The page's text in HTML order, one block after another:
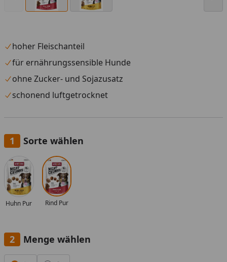
hoher Fleischanteil
für ernährungssensible Hunde
ohne Zucker- und Sojazusatz
schonend luftgetrocknet
Sorte wählen
Alle anzeigen (2)
Huhn Pur Rind Pur
Menge wählen